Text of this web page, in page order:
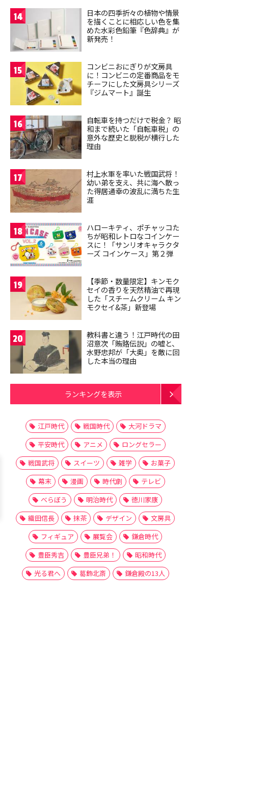
14
日本の四季折々の植物や情景
を描くことに相応しい色を集
めた水彩色鉛筆『色辞典』が
新発売！
15
コンビニおにぎりが文房具
に！コンビニの定番商品をモ
チーフにした文房具シリーズ
『ジムマート』誕生
16
自転車を持つだけで税金？ 昭
和まで続いた「自転車税」の
意外な歴史と脱税が横行した
理由
17
村上水軍を率いた戦国武将！
幼い弟を支え、共に海へ散っ
た得居通幸の波乱に満ちた生
涯
18
ハローキティ、ポチャッコた
ちが昭和レトロなコインケー
スに！「サンリオキャラクタ
ーズ コインケース」第２弾
19
【季節・数量限定】キンモク
セイの香りを天然精油で再現
した「スチームクリーム キン
モクセイ&茶」新登場
20
教科書と違う！江戸時代の田
沼意次「賄賂伝説」の嘘と、
水野忠邦が「大奥」を敵に回
した本当の理由
ランキングを表示
江戸時代 戦国時代
大河ドラマ
平安時代
アニメ
ロングセラー
戦国武将
スイーツ 雑学
お菓子
幕末
漫画 時代劇
テレビ
べらぼう
明治時代
徳川家康
織田信長
抹茶 デザイン
文房具
フィギュア
展覧会
鎌倉時代
豊臣秀吉
豊臣兄弟！
昭和時代
光る君へ
葛飾北斎 鎌倉殿の13人